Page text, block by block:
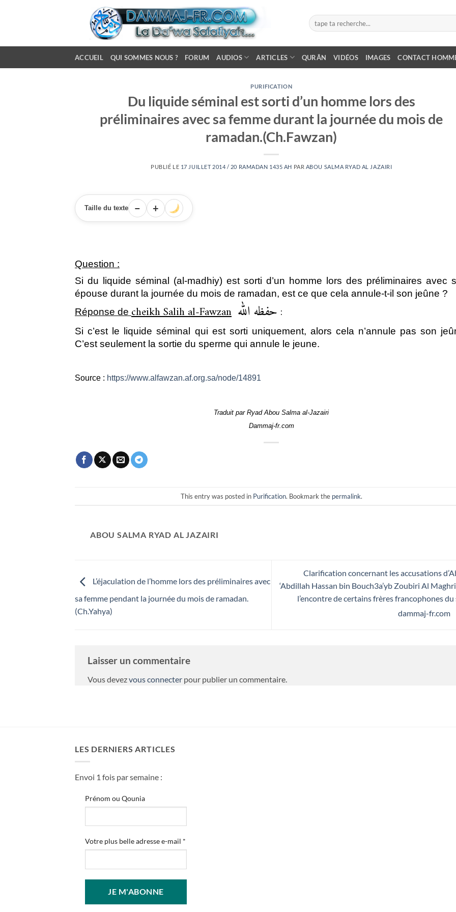
ACCUEIL QUI SOMMES NOUS ? FORUM AUDIOS ARTICLES QURÂN VIDÉOS IMAGES CONTACT
PURIFICATION
Du liquide séminal est sorti d’un homme lors des
préliminaires avec sa femme durant la journée du mois de
ramadan.(Ch.Fawzan)
PUBLIÉ LE 17 JUILLET 2014 / 20 RAMADAN 1435 AH PAR ABOU SALMA RYAD AL JAZAIRI
Taille du texte − +
Question :
Si du liquide séminal (al-madhiy) est sorti d’un homme lors des préliminaires avec
épouse durant la journée du mois de ramadan, est ce que cela annule-t-il son jeûne ?
Réponse de cheikh Salih al-Fawzan حفظه الله :
Si c’est le liquide séminal qui est sorti uniquement, alors cela n’annule pas son
C’est seulement la sortie du sperme qui annule le jeune.
Source : https://www.alfawzan.af.org.sa/node/14891
Traduit par Ryad Abou Salma al-Jazairi
Dammaj-fr.com
This entry was posted in Purification. Bookmark the permalink.
ABOU SALMA RYAD AL JAZAIRI
L’éjaculation de l’homme lors des préliminaires avec
sa femme pendant la journée du mois de ramadan.
(Ch.Yahya)
Clarification concernant les accusations
‘Abdillah Hassan bin Bouch3a’yb Zoubiri Al
l’encontre de certains frères francophones du
dammaj-fr.com
Laisser un commentaire
Vous devezvous connecter pour publier un commentaire.
LES DERNIERS ARTICLES
Envoi 1 fois par semaine :
Prénom ou Qounia
Votre plus belle adresse e-mail *